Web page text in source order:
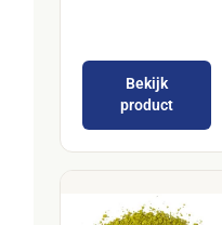
Bekijk
product